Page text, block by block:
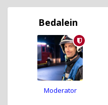
Bedalein
Moderator